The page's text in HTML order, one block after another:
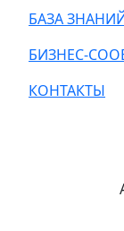
БАЗА
БИЗНЕС-
КОНТАКТЫ